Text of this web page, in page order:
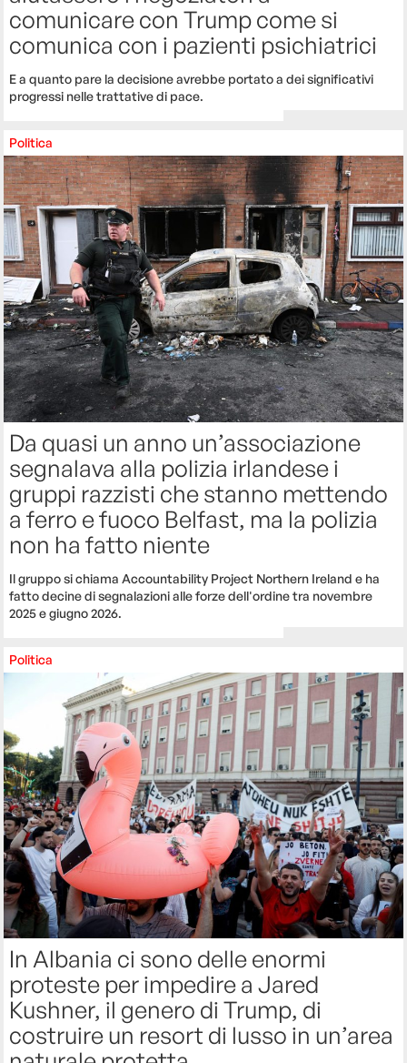
comunicare con Trump come si
comunica con i pazienti psichiatrici
E a quanto pare la decisione avrebbe portato a dei significativi
progressi nelle trattative di pace.
Politica
Da quasi un anno un’associazione
segnalava alla polizia irlandese i
gruppi razzisti che stanno mettendo
a ferro e fuoco Belfast, ma la polizia
non ha fatto niente
Il gruppo si chiama Accountability Project Northern Ireland e ha
fatto decine di segnalazioni alle forze dell'ordine tra novembre
2025 e giugno 2026.
Politica
In Albania ci sono delle enormi
proteste per impedire a Jared
Kushner, il genero di Trump, di
costruire un resort di lusso in un’area